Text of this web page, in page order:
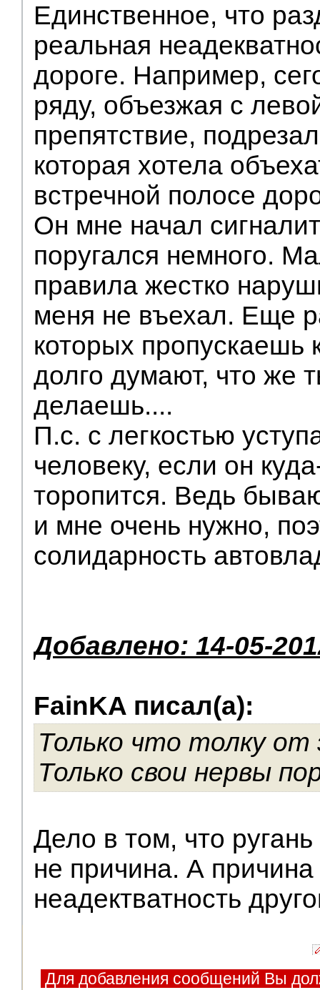
Единственное, что
реальная
дороге. Например,
ряду, объезжая с
препятствие,
которая хотела
встречной полосе
Он мне начал
поругался немного.
правила жестко
меня не въехал. Еще
которых пропускаешь
долго думают, что же
делаешь....
П.с. с легкостью
человеку, если он
торопится. Ведь
и мне очень нужно,
солидарность
Добавлено: 14-05-
FainKA писал(а):
Только что толку от
Только свои нервы
Дело в том, что
не причина. А причина
неадектватность
Для добавления сообщений Вы